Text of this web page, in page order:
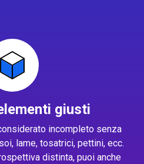
giusti
incompleto senza
lame, tosatrici, pettini, ecc.
distinta, puoi anche